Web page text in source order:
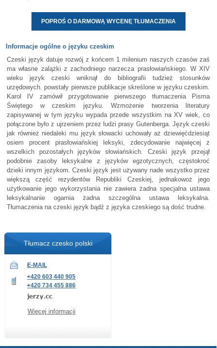
POPROŚ O DARMOWĄ WYCENĘ TŁUMACZENIA
Informacje ogólne o języku czeskim
Czeski język datuje rozwój z końcem 1 milenium naszych czasów zaś
ma własne zalążki z zachodniego narzecza prasłowiańskiego. W XIV
wieku język czeski wniknął do bibliografii tudzież stosunków
urzędowych. powstały pierwsze publikacje skreślone w języku czeskim.
Karol IV zamówił przygotowanie pierwszego tłumaczenia Pisma
Świętego w czeskim języku. Wzmożenie tworzenia literatury
zapisywanej w tym języku wypada przede wszystkim na XV wiek, co
połączone było z ujrzeniem przez ludzi prasy Gutenberga. Język czeski
jak również niedaleki mu język słowacki uchowały aż dziewięćdziesiąt
osiem procent prasłowiańskiej leksyki, zdecydowanie najwięcej z
wszelkich pozostałych języków słowiańskich. Czeski język przejął
podobnie zasoby leksykalne z języków egzotycznych, częstokroć
dzieki innym językom. Czeski język jest używany nade wszystko przez
większą część rezydentów Republiki Czeskiej, jednakowoż jego
użytkowanie jego wykorzystania nie zawiera żadna specjalna ustawa
leksykalnanie ogarnia żadna szczególna ustawa leksykalna.
Tłumaczenia na czeski język bądź z języka czeskiego są dość trudne.
Tłumacz czesko polski
E-MAIL
+420 603 440 905
+420 734 455 886
Więcej informacji